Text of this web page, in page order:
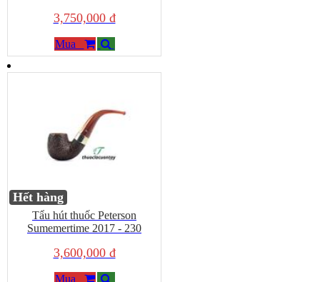
3,750,000 đ
Mua
Hết hàng
Tẩu hút thuốc Peterson
Sumemertime 2017 - 230
3,600,000 đ
Mua